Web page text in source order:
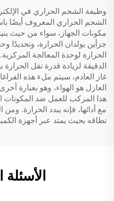
وظيفة الشحم الحراري في
الشحم الحراري المعروف أيضًا
مكونات الجهاز، سواء من حيث
جزأين يولدان الحرارة، وتحديدًا
الحرارة لوحدة المعالجة
الدقيقة لزيادة قدرة نقل الحرارة
غاز العادم، سيتم ملء هذه
العازل هو الهواء، وهو بعبارة
هذا المركب للعمل ضد المكونات
مع أدائها، فإنه يبدد الحرارة.
نطاقه بحيث يمتد عبر أجهزة